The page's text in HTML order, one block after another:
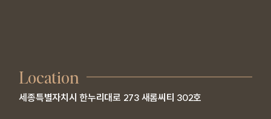
Location
세종특별자치시 한누리대로 273 새롬씨티 302호